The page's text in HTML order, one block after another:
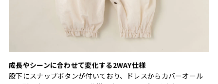
成長やシーンに合わせて変化する2WAY仕様
股下にスナップボタンが付いており、ドレスからカバーオール